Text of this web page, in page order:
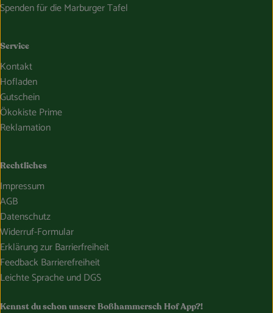
Spenden für die Marburger Tafel
Service
Kontakt
Hofladen
Gutschein
Ökokiste Prime
Reklamation
Rechtliches
Impressum
AGB
Datenschutz
Widerruf-Formular
Erklärung zur Barrierfreiheit
Feedback Barrierefreiheit
Leichte Sprache und DGS
Kennst du schon unsere Boßhammersch Hof App?!